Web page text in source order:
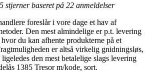
stjerner baseret på 22 anmeldelser
foreslår i vore dage et hav af
Den mest almindelige er p.t. levering
du kan afhente produkterne på et
er altså virkelig gnidningsløs,
den mest betalelige slags levering
1385 Tresor m/kode, sort.